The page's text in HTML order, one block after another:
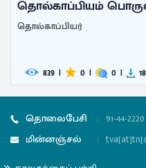
தொல்காப்பியம்
1.8K+ | 0 0
தொலைபேசி : 91-44-
மின்னஞ்சல்
: